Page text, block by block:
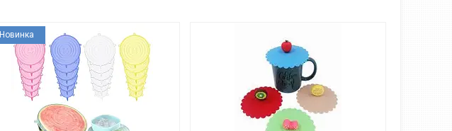
Новинка